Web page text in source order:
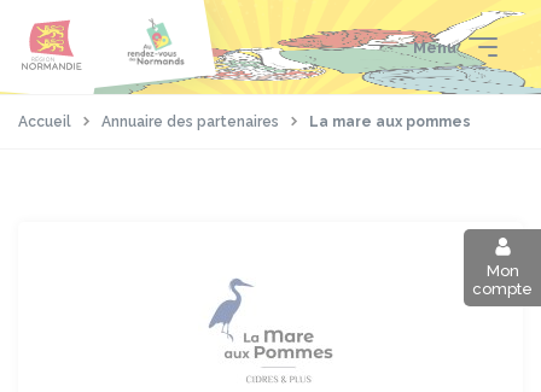
contenu
pied
Menu
Mon
compte
Accueil Annuaire des partenaires La mare aux pommes
Panneau de gestion des cookies